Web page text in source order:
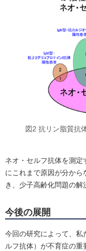
図2 抗リン脂質抗
ネオ・セルフ抗体を測
にこれまで原因が分か
き、少子高齢化問題の解
今後の展開
今回の研究によって、私
ルフ抗体）が不育症の